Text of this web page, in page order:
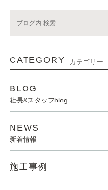
CATEGORY カテゴリー
BLOG
社長&スタッフblog
NEWS
新着情報
施工事例